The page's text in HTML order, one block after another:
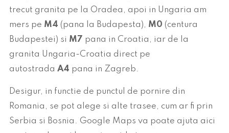
trecut granita pe la Oradea, apoi in Ungaria am
mers pe M4 (pana la Budapesta), M0 (centura
Budapestei) si M7 pana in Croatia, iar de la
granita Ungaria-Croatia direct pe
autostrada A4 pana in Zagreb.
Desigur, in functie de punctul de pornire din
Romania, se pot alege si alte trasee, cum ar fi prin
Serbia si Bosnia. Google Maps va poate ajuta aici